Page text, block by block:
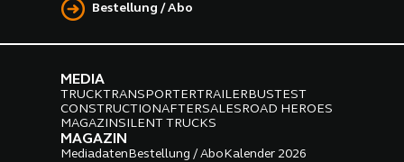
Bestellung / Abo
MEDIA
TRUCKTRANSPORTERTRAILERBUSTEST
CONSTRUCTIONAFTERSALESROAD HEROES
MAGAZINSILENT TRUCKS
MAGAZIN
MediadatenBestellung / AboKalender 2026